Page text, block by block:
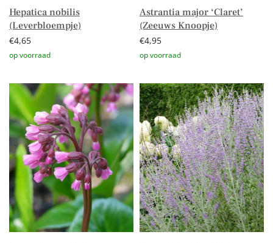
Hepatica nobilis
(Leverbloempje)
€4,65
Astrantia major ‘Claret’
(Zeeuws Knoopje)
€4,95